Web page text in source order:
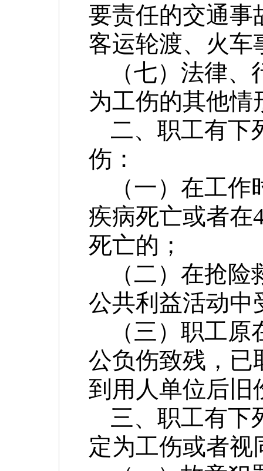
要责任的交通事
客运轮渡、火车
（七）法律
为工伤的其他情
二、职工有下
伤：
（一）在工
疾病死亡或者在
死亡的；
（二）在抢
公共利益活动中
（三）职工
公负伤致残，已
到用人单位后旧
三、职工有下
定为工伤或者视